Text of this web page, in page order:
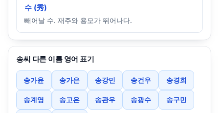
수 (秀)
빼어날 수. 재주와 용모가 뛰어나다.
송씨 다른 이름 영어 표기
송가윤 송가은 송강민 송건우 송경희
송계영 송고은 송관우 송광수 송구민